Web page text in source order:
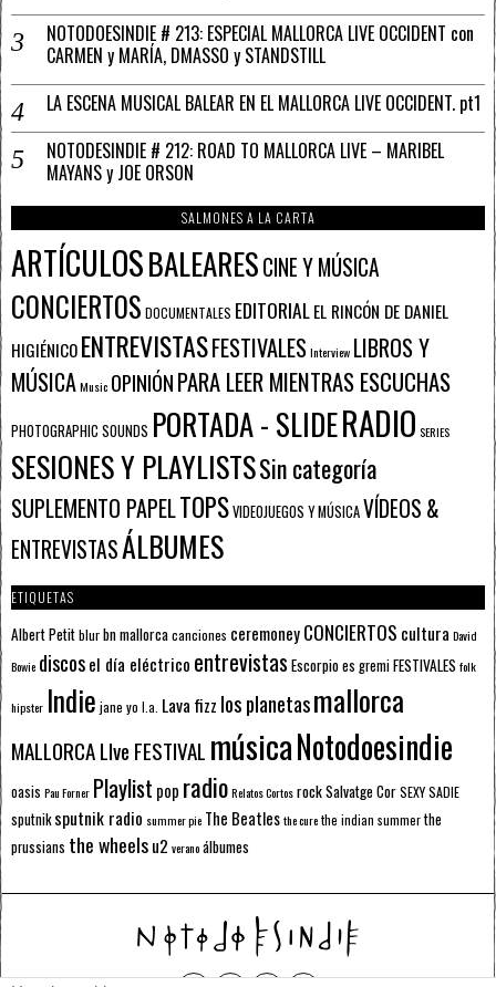
NOTODOESINDIE # 213: ESPECIAL MALLORCA LIVE OCCIDENT con
CARMEN y MARÍA, DMASSO y STANDSTILL
LA ESCENA MUSICAL BALEAR EN EL MALLORCA LIVE OCCIDENT. pt1
NOTODESINDIE # 212: ROAD TO MALLORCA LIVE – MARIBEL
MAYANS y JOE ORSON
SALMONES A LA CARTA
ARTÍCULOSBALEARESCINE Y MÚSICA
CONCIERTOS DOCUMENTALES EDITORIALEL RINCÓN DE DANIEL
HIGIÉNICOENTREVISTASFESTIVALESInterview LIBROS Y
MÚSICAMusic OPINIÓNPARA LEER MIENTRAS ESCUCHAS
PHOTOGRAPHIC SOUNDS PORTADA - SLIDERADIO SERIES
SESIONES Y PLAYLISTSSin categoría
SUPLEMENTO PAPELTOPSVIDEOJUEGOS Y MÚSICAVÍDEOS &
ENTREVISTASÁLBUMES
ETIQUETAS
Albert Petitblurbn mallorcacanciones ceremoneyCONCIERTOS cultura David
Bowie discosel día eléctrico entrevistas Escorpioes gremiFESTIVALES folk
hipster Indie jane yo l.a. Lava fizz los planetasmallorca
MALLORCA LIve FESTIVAL músicaNotodoesindie
oasis Pau Forner Playlist pop radioRelatos CortosrockSalvatge CorSEXY SADIE
sputnik sputnik radio summer pie The Beatlesthe curethe indian summerthe
prussians the wheelsu2 veranoálbumes